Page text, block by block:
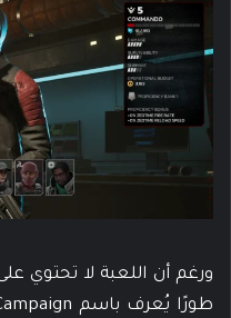
ورغم أن اللعبة لا تحتوي